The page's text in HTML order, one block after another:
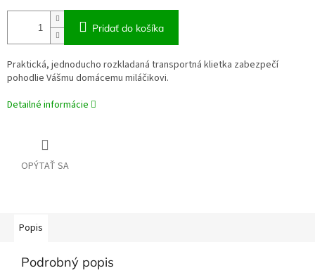
Pridať do košíka
Praktická, jednoducho rozkladaná transportná klietka zabezpečí
pohodlie Vášmu domácemu miláčikovi.
Detailné informácie
OPÝTAŤ SA
Popis
Podrobný popis